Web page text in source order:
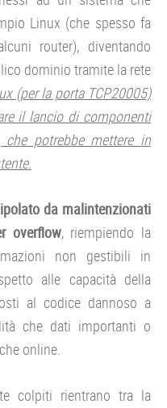
Linux (che spesso fa
router), diventando
dominio tramite la rete
(per la porta TCP20005)
il lancio di componenti
che potrebbe mettere in
da malintenzionati
overflow, riempiendo la
non gestibili in
alle capacità della
al codice dannoso a
che dati importanti o
online.
colpiti rientrano tra la